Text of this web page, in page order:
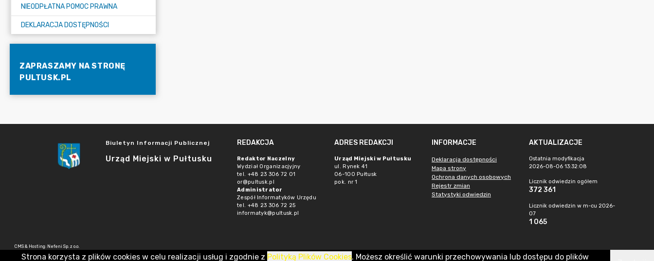
NIEODPŁATNA POMOC PRAWNA
DEKLARACJA DOSTĘPNOŚCI
ZAPRASZAMY NA STRONĘ
PULTUSK.PL
Biuletyn Informacji Publicznej
Urząd Miejski w Pułtusku
REDAKCJA
Redaktor Naczelny
Wydział Organizacjyjny
tel. +48 23 306 72 01
or@pultusk.pl
Administrator
Zespół Informatyków Urzędu
tel. +48 23 306 72 25
informatyk@pultusk.pl
ADRES REDAKCJI
Urząd Miejski w Pułtusku
ul. Rynek 41
06-100 Pułtusk
pok. nr 1
INFORMACJE
Deklaracja dostępności
Mapa strony
Ochrona danych osobowych
Rejestr zmian
Statystyki odwiedzin
AKTUALIZACJE
Ostatnia modyfikacja
2026-08-06 13:32:08
Licznik odwiedzin ogółem
372 361
Licznik odwiedzin w m-cu 2026-
07
1 065
CMS & Hosting: Nefeni Sp. z o.o.
Strona korzysta z plików cookies w celu realizacji usług i zgodnie z Polityką Plików Cookies. Możesz określić warunki przechowywania lub dostępu do plików